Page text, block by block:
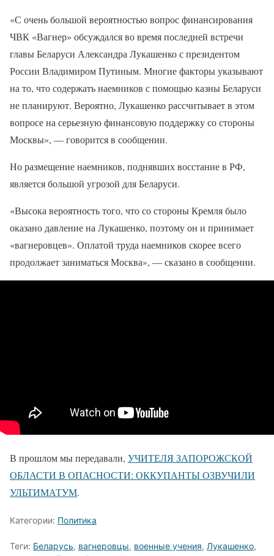
«С очень большой вероятностью вопрос финансирования
ЧВК «Вагнер» обсуждался во время последней встречи
главы Беларуси Александра Лукашенко с президентом
России Владимиром Путиным. Многие факторы указывают
на то, что содержать наемников с помощью казны Беларуси
не планируют. Вероятно, Лукашенко рассчитывает в этом
вопросе на серьезную финансовую поддержку со стороны
Москвы», — говорится в сообщении.
Но размещение наемников, поднявших восстание в РФ,
является большой угрозой для Беларуси.
«Высока вероятность того, что со стороны Кремля было
оказано давление на Лукашенко, поэтому он и принимает
«вагнеровцев». Оплатой труда наемников скорее всего
продолжает заниматься Москва», — сказано в сообщении.
В прошлом мы передавали, УЧИТЕЛЯ ЗАПОРОЖСКОЙ
ОБЛАСТИ В ОПАСНОСТИ: ОККУПАНТЫ ОЗВУЧИЛИ
УЛЬТИМАТУМ.
Категории: Политика
Теги: Беларусь, вагнеровцы, военные учения, Лукашенко,